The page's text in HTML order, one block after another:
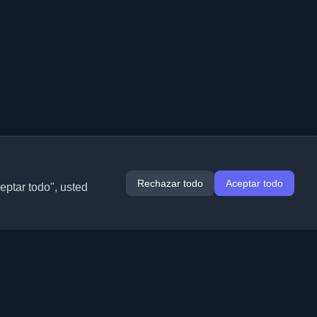
todo", usted
Rechazar todo Aceptar todo